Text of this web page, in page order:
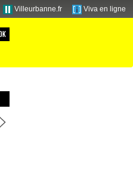
Villeurbanne.fr Viva en ligne